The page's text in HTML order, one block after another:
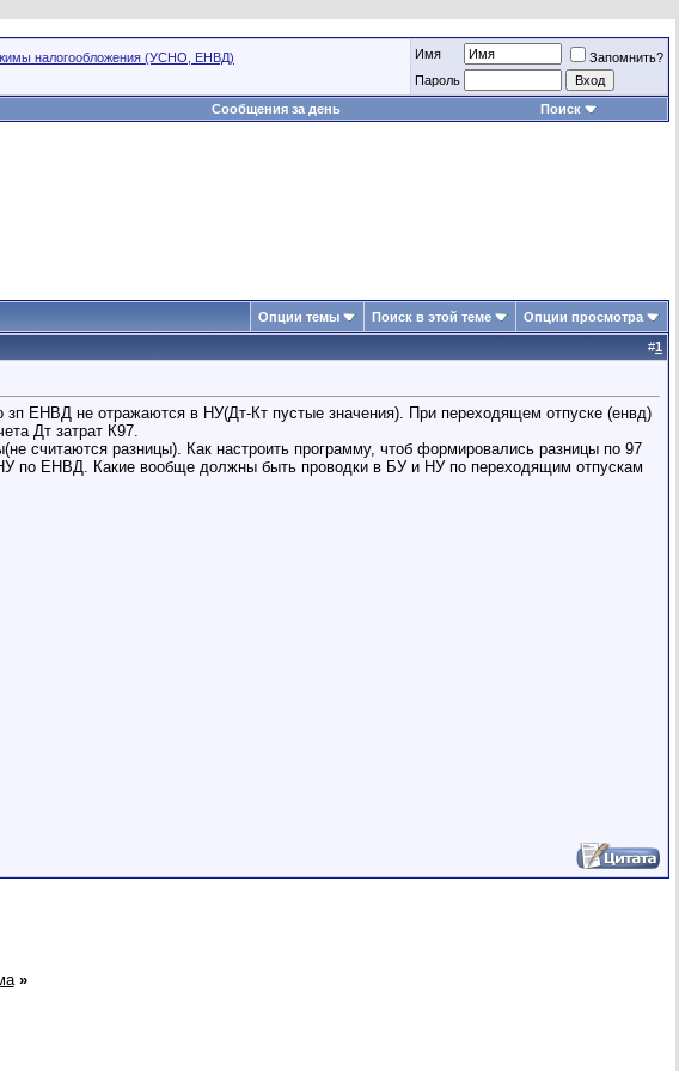
налогообложения (УСНО, ЕНВД) Имя
Запомнить?
Пароль
Сообщения за день Поиск
Опции темы Поиск в этой теме Опции просмотра
#1
ЕНВД не отражаются в НУ(Дт-Кт пустые значения). При переходящем отпуске (енвд)
Дт затрат К97.
считаются разницы). Как настроить программу, чтоб формировались разницы по 97
по ЕНВД. Какие вообще должны быть проводки в БУ и НУ по переходящим отпускам
»